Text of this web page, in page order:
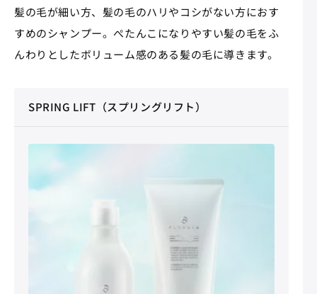
髪の毛が細い方、髪の毛のハリやコシがない方におす
すめのシャンプー。ぺたんこになりやすい髪の毛をふ
んわりとしたボリューム感のある髪の毛に導きます。
SPRING LIFT（スプリングリフト）